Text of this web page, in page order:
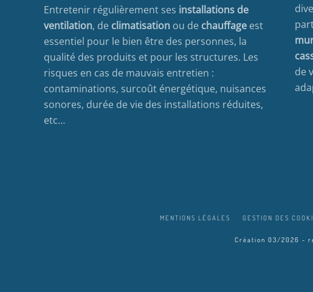
Entretenir régulièrement ses installations de
ventilation, de climatisation ou de chauffage est
essentiel pour le bien être des personnes, la
qualité des produits et pour les structures. Les
risques en cas de mauvais entretien :
contaminations, surcoût énergétique, nuisances
sonores, durée de vie des installations réduites,
etc…
de
MENTIONS LÉGALES GESTION DES
Création 03/2026 -